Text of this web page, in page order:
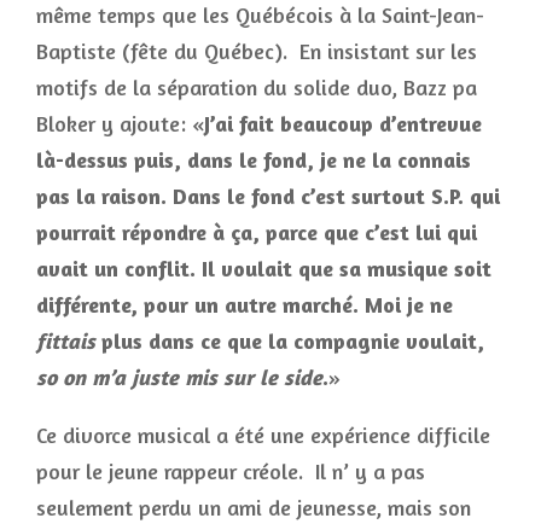
même temps que les Québécois à la Saint-Jean-
Baptiste (fête du Québec). En insistant sur les
motifs de la séparation du solide duo, Bazz pa
Bloker y ajoute: «J’ai fait beaucoup d’entrevue
là-dessus puis, dans le fond, je ne la connais
pas la raison. Dans le fond c’est surtout S.P. qui
pourrait répondre à ça, parce que c’est lui qui
avait un conflit. Il voulait que sa musique soit
différente, pour un autre marché. Moi je ne
fittaisplus dans ce que la compagnie voulait,
so on m’a juste mis sur le side.»
Ce divorce musical a été une expérience difficile
pour le jeune rappeur créole. Il n’ y a pas
seulement perdu un ami de jeunesse, mais son